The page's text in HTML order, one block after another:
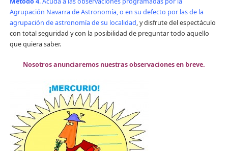
Agrupación Navarra de Astronomía, o en su defecto por las de la
agrupación de astronomía de su localidad, y disfrute del espectáculo
con total seguridad y con la posibilidad de preguntar todo aquello
que quiera saber.
Nosotros anunciaremos nuestras observaciones en breve.